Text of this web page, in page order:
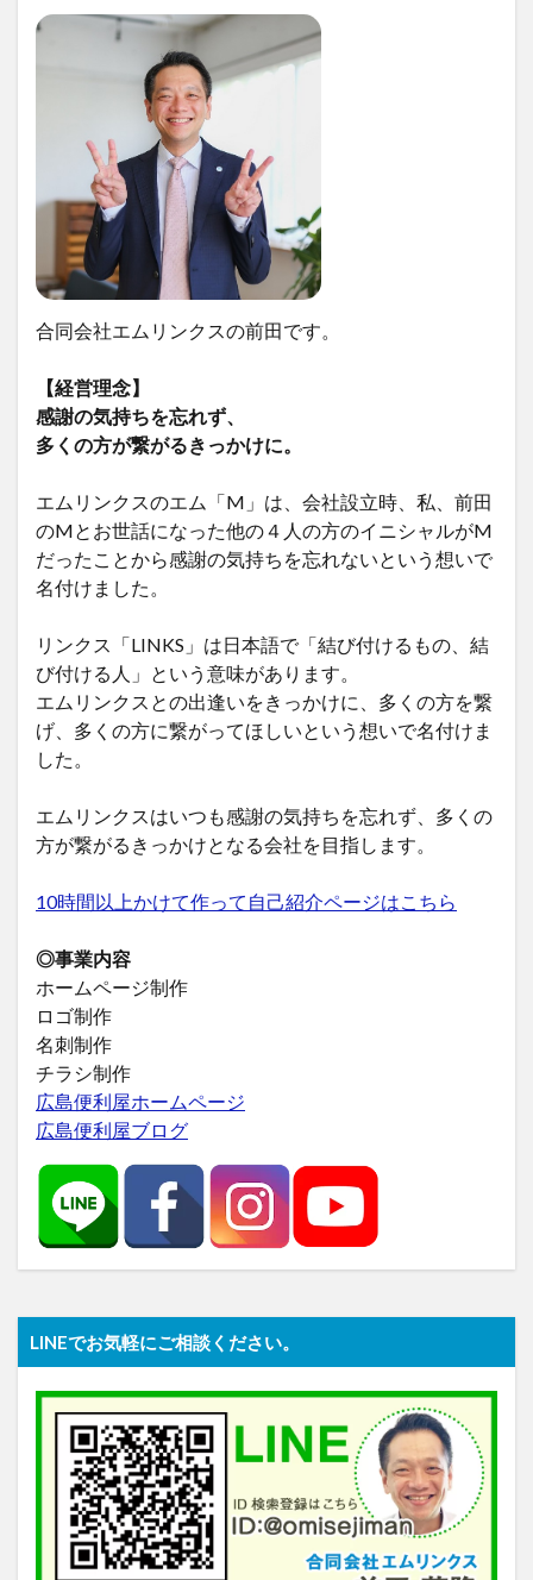
合同会社エムリンクスの前田です。
【経営理念】
感謝の気持ちを忘れず、
多くの方が繋がるきっかけに。
エムリンクスのエム「M」は、会社設立時、私、前田
のMとお世話になった他の４人の方のイニシャルがM
だったことから感謝の気持ちを忘れないという想いで
名付けました。
リンクス「LINKS」は日本語で「結び付けるもの、結
び付ける人」という意味があります。
エムリンクスとの出逢いをきっかけに、多くの方を繋
げ、多くの方に繋がってほしいという想いで名付けま
した。
エムリンクスはいつも感謝の気持ちを忘れず、多くの
方が繋がるきっかけとなる会社を目指します。
10時間以上かけて作って自己紹介ページはこちら
◎事業内容
ホームページ制作
ロゴ制作
名刺制作
チラシ制作
広島便利屋ホームページ
広島便利屋ブログ
LINEでお気軽にご相談ください。